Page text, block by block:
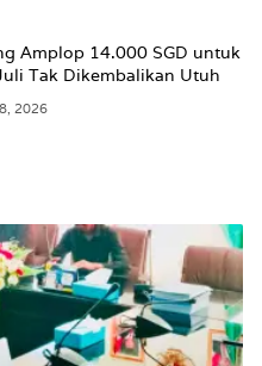
Amplop 14.000 SGD untuk
Tak Dikembalikan Utuh
2026